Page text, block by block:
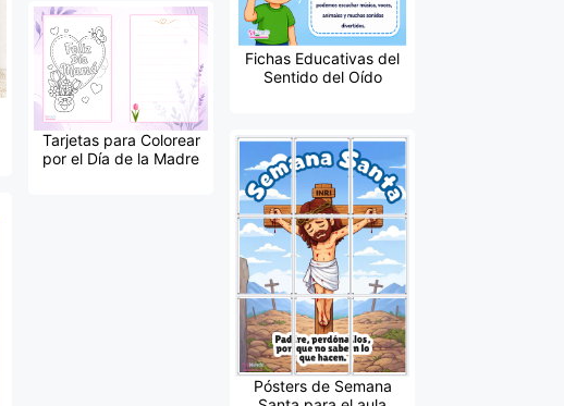
Fichas Educativas del
Sentido del Oído
Tarjetas para Colorear
por el Día de la Madre
Pósters de Semana